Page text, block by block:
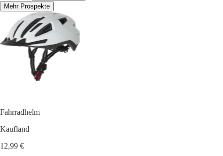
Mehr Prospekte
Fahrradhelm
Kaufland
12,99 €